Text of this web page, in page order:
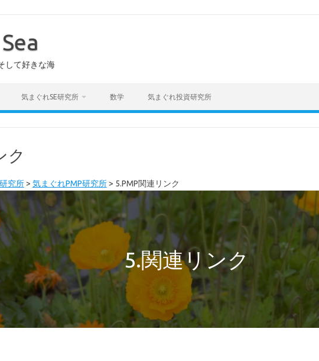
して好きな海
気まぐれSE研究所 数学 気まぐれ投資研究所
ク
究所> 気まぐれPMP研究所> 5.PMP関連リンク
5.関連リンク